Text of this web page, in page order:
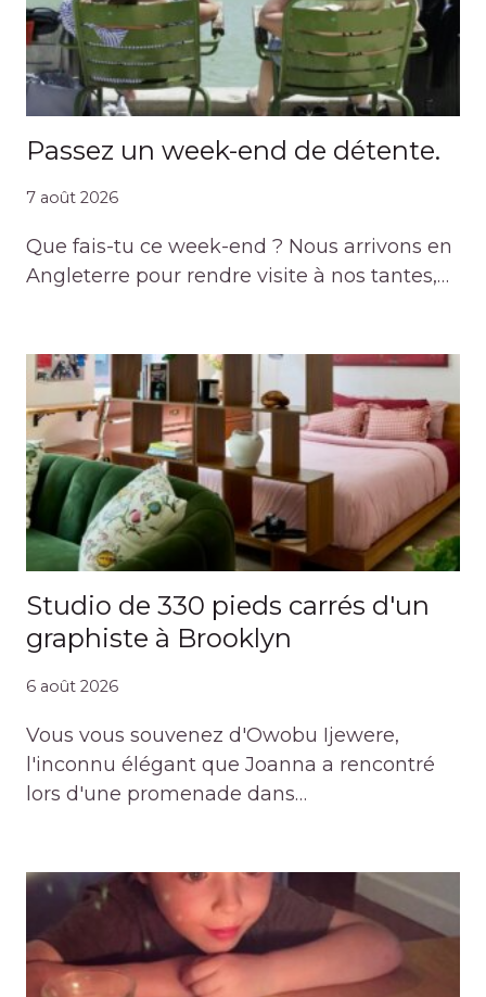
Passez un week-end de détente.
7 août 2026
Que fais-tu ce week-end ? Nous arrivons en
Angleterre pour rendre visite à nos tantes,…
Studio de 330 pieds carrés d'un
graphiste à Brooklyn
6 août 2026
Vous vous souvenez d'Owobu Ijewere,
l'inconnu élégant que Joanna a rencontré
lors d'une promenade dans…